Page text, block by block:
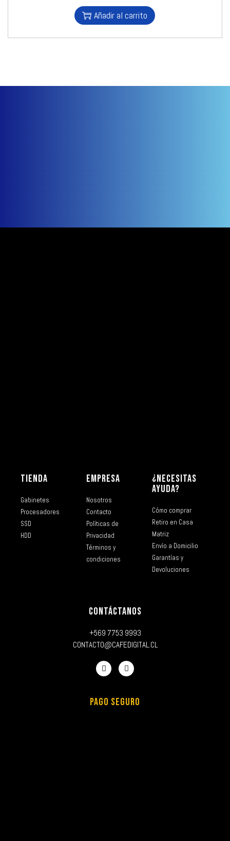
Añadir al carrito
TIENDA
Gabinetes
Procesadores
SSD
HDD
EMPRESA
Nosotros
Contacto
Políticas de
Privacidad
Términos y
condiciones
¿NECESITAS
AYUDA?
Cómo comprar
Retiro en Casa
Matriz
Envío a Domicilio
Garantías y
Devoluciones
CONTÁCTANOS
+569 7753 9993
CONTACTO@CAFEDIGITAL.CL
PAGO SEGURO